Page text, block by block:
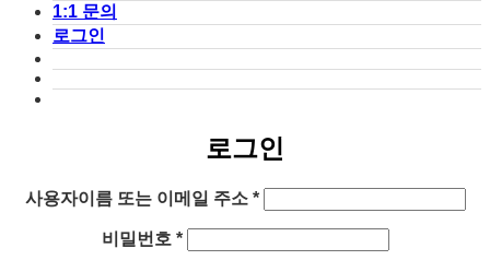
1:1 문의
로그인
로그인
사용자이름 또는 이메일 주소 *필
비밀번호 *필